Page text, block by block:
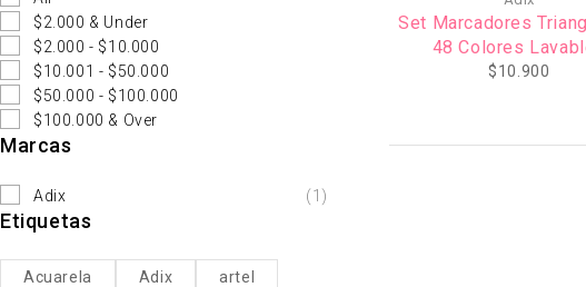
$2.000 & Under
$2.000 - $10.000
$10.001 - $50.000
$50.000 - $100.000
$100.000 & Over
Marcas
Adix (1)
Etiquetas
Acuarela Adix
artel
Set Marcadores
48 Colores
$10.900